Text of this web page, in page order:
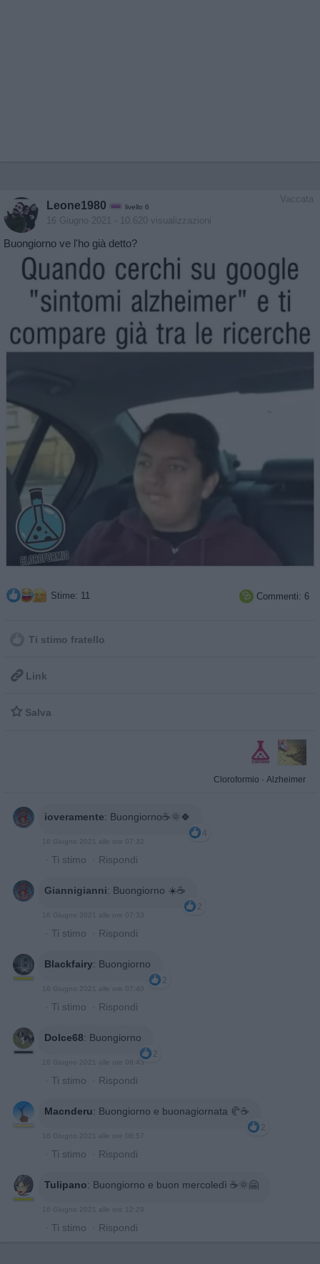
Vaccata
Leone1980 livello 6
16 Giugno 2021 - 10.620 visualizzazioni
Buongiorno ve l'ho già detto?
Stime: 11  Commenti: 6
Ti stimo fratello
 Link
 Salva
Cloroformio · Alzheimer
ioveramente: Buongiorno☕🌞🍀
4
16 Giugno 2021 alle ore 07:32
· Ti stimo · Rispondi
Giannigianni: Buongiorno ☀️☕
2
16 Giugno 2021 alle ore 07:33
· Ti stimo · Rispondi
Blackfairy: Buongiorno
2
16 Giugno 2021 alle ore 07:40
· Ti stimo · Rispondi
Dolce68: Buongiorno
2
16 Giugno 2021 alle ore 08:43
· Ti stimo · Rispondi
Macnderu: Buongiorno e buonagiornata 🥐☕
2
16 Giugno 2021 alle ore 08:57
· Ti stimo · Rispondi
Tulipano: Buongiorno e buon mercoledì ☕🌞🤗
16 Giugno 2021 alle ore 12:29
· Ti stimo · Rispondi